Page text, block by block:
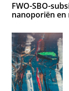
FWO-SBO-
nanoporiën en